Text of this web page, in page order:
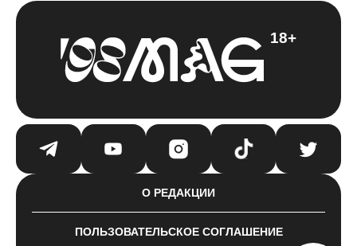
18+
О РЕДАКЦИИ
ПОЛЬЗОВАТЕЛЬСКОЕ СОГЛАШЕНИЕ